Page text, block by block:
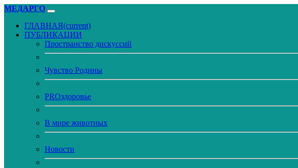
МЕДАРГО
ГЛАВНАЯ(current)
ПУБЛИКАЦИИ
Пространство дискуссий
Чувство Родины
PROздоровье
В мире животных
Новости